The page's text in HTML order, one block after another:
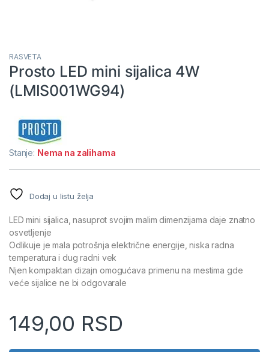
RASVETA
Prosto LED mini sijalica 4W
(LMIS001WG94)
Stanje: Nema na zalihama
Dodaj u listu želja
LED mini sijalica, nasuprot svojim malim dimenzijama daje znatno
osvetljenje
Odlikuje je mala potrošnja električne energije, niska radna
temperatura i dug radni vek
Njen kompaktan dizajn omogućava primenu na mestima gde
veće sijalice ne bi odgovarale
149,00 RSD